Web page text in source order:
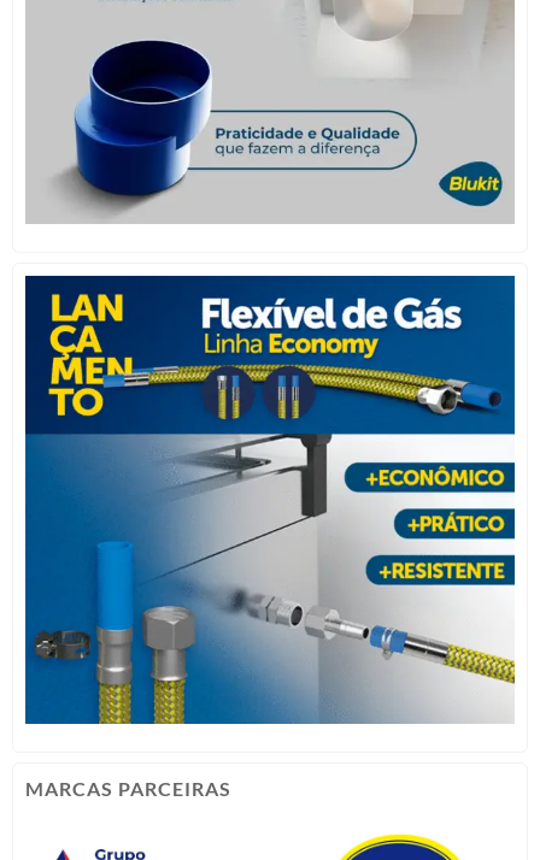
MARCAS PARCEIRAS